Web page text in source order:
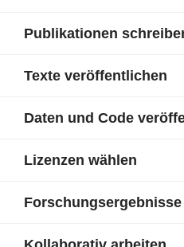
Publikationen
Texte veröffentlichen
Daten und Code
Lizenzen wählen